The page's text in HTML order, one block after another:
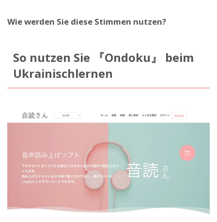
Wie werden Sie diese Stimmen nutzen?
So nutzen Sie 『Ondoku』 beim
Ukrainischlernen